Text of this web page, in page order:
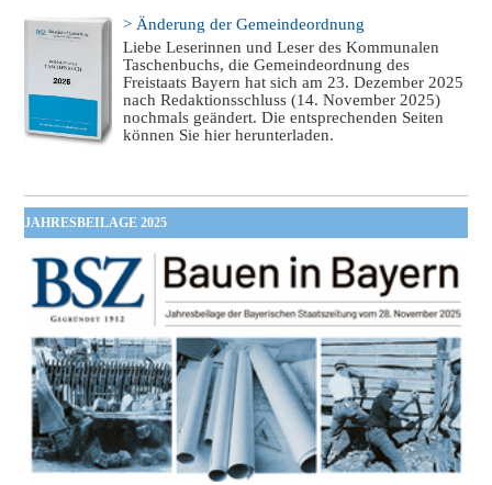
> Änderung der Gemeindeordnung
Liebe Leserinnen und Leser des Kommunalen
Taschenbuchs, die Gemeindeordnung des
Freistaats Bayern hat sich am 23. Dezember 2025
nach Redaktionsschluss (14. November 2025)
nochmals geändert. Die entsprechenden Seiten
können Sie hier herunterladen.
JAHRESBEILAGE 2025